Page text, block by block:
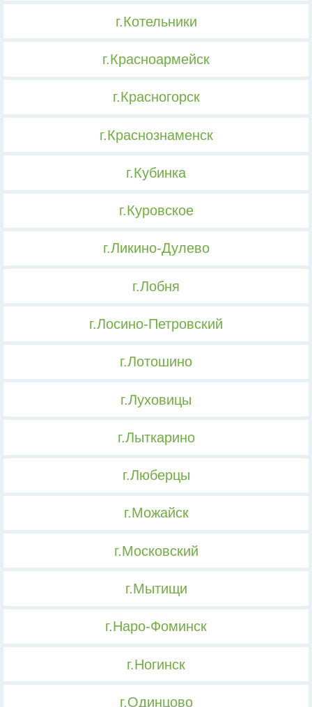
г.Котельники
г.Красноармейск
г.Красногорск
г.Краснознаменск
г.Кубинка
г.Куровское
г.Ликино-Дулево
г.Лобня
г.Лосино-Петровский
г.Лотошино
г.Луховицы
г.Лыткарино
г.Люберцы
г.Можайск
г.Московский
г.Мытищи
г.Наро-Фоминск
г.Ногинск
г.Одинцово